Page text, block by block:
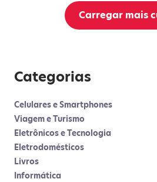
Carregar mais
Categorias
Celulares e Smartphones
Viagem e Turismo
Eletrônicos e Tecnologia
Eletrodomésticos
Livros
Informática